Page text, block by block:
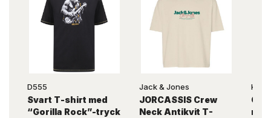
D555
Svart T-shirt med
“Gorilla Rock”-tryck
Jack & Jones
JORCASSIS Crew
Neck Antikvit T-